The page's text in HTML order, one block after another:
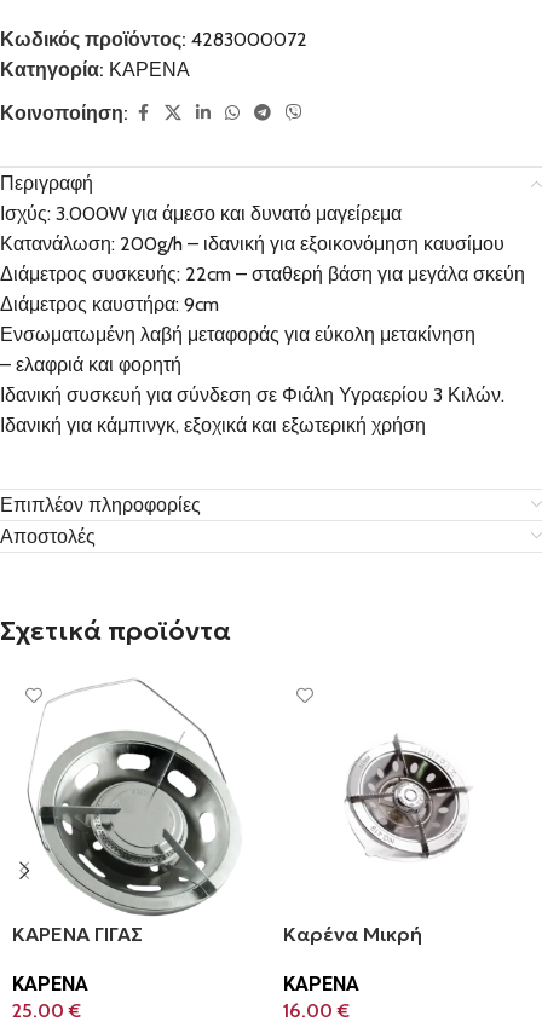
Κωδικός προϊόντος: 4283000072
Κατηγορία: ΚΑΡΕΝΑ
Κοινοποίηση:
Περιγραφή
Ισχύς: 3.000W για άμεσο και δυνατό μαγείρεμα
Κατανάλωση: 200g/h – ιδανική για εξοικονόμηση καυσίμου
Διάμετρος συσκευής: 22cm – σταθερή βάση για μεγάλα σκεύη
Διάμετρος καυστήρα: 9cm
Ενσωματωμένη λαβή μεταφοράς για εύκολη μετακίνηση
– ελαφριά και φορητή
Ιδανική συσκευή για σύνδεση σε Φιάλη Υγραερίου 3 Κιλών.
Ιδανική για κάμπινγκ, εξοχικά και εξωτερική χρήση
Επιπλέον πληροφορίες
Αποστολές
Σχετικά προϊόντα
ΚΑΡΕΝΑ ΓΙΓΑΣ
ΚΑΡΕΝΑ
25.00€
Καρένα Μικρή
ΚΑΡΕΝΑ
16.00€